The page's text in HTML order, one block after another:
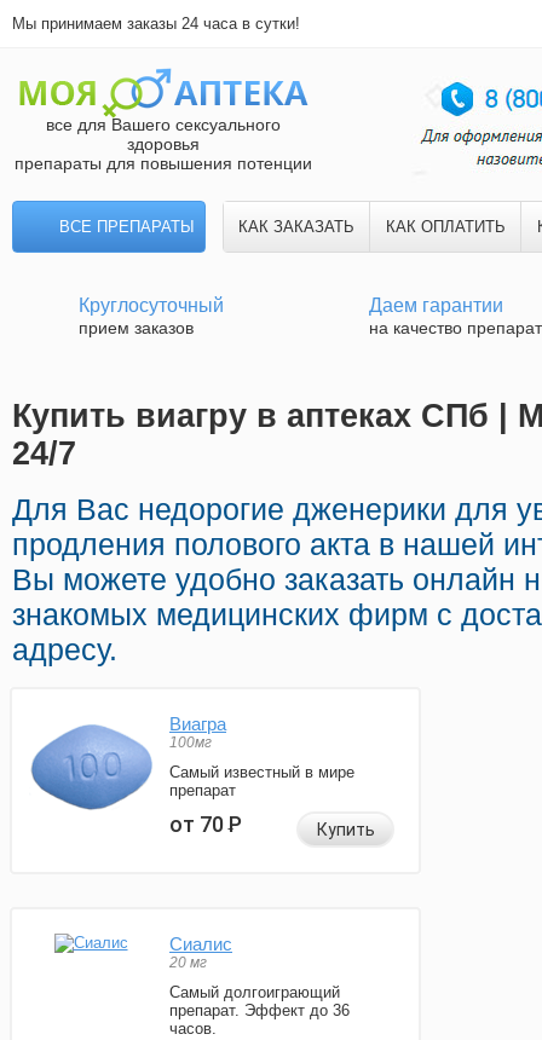
Мы принимаем заказы 24 часа в сутки!
все для Вашего сексуального
здоровья
препараты для повышения потенции
ВСЕ ПРЕПАРАТЫ КАК ЗАКАЗАТЬ КАК ОПЛАТИТЬ
Круглосуточный
прием заказов
Даем гарантии
на качество
Купить виагру в аптеках СПб |
24/7
Для Вас недорогие дженерики для
продления полового акта в нашей
Вы можете удобно заказать онлайн
знакомых медицинских фирм с
адресу.
Виагра
100мг
Самый известный в мире
препарат
от 70Р Купить
Сиалис
20 мг
Самый долгоиграющий
препарат. Эффект до 36
часов.